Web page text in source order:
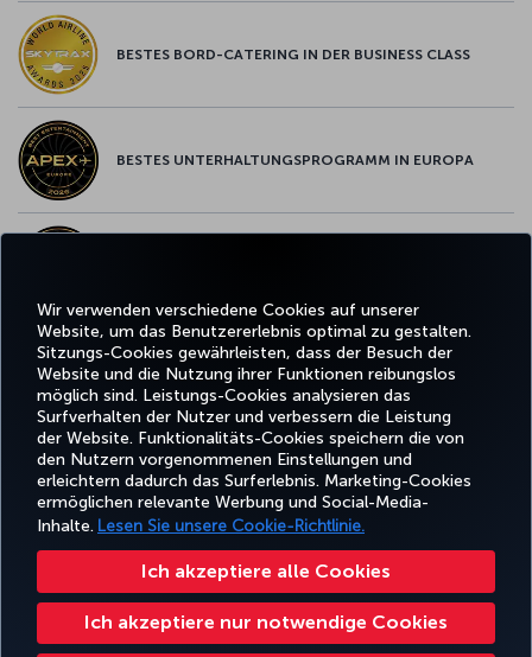
Wir verwenden verschiedene Cookies auf unserer
Website, um das Benutzererlebnis optimal zu gestalten.
Sitzungs-Cookies gewährleisten, dass der Besuch der
Website und die Nutzung ihrer Funktionen reibungslos
möglich sind. Leistungs-Cookies analysieren das
Surfverhalten der Nutzer und verbessern die Leistung
der Website. Funktionalitäts-Cookies speichern die von
den Nutzern vorgenommenen Einstellungen und
erleichtern dadurch das Surferlebnis. Marketing-Cookies
ermöglichen relevante Werbung und Social-Media-
Inhalte. Lesen Sie unsere Cookie-Richtlinie.
Ich akzeptiere alle Cookies
Ich akzeptiere nur notwendige Cookies
BESTES BORD-CATERING IN DER BUSINESS CLASS
BESTES UNTERHALTUNGSPROGRAMM IN EUROPA
Facebook
TwitterInstagram
YouTubeLinkedIn
TikTokBlog
BUCHEN
UND
VERWALTEN
ERLEBNIS
ANGEBOTE
UND
REISEZIELE
HILFE
TURKISH
AIRLINES
HOLIDAYS
Fluggastrechte Cookie-Einstellungen ändern Rechte betroffener Personen in der EU
43 0810-222 849